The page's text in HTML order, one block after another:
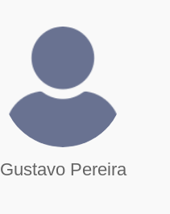
Gustavo Pereira